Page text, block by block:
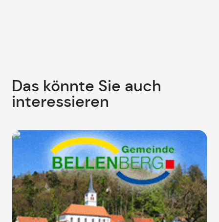
Das könnte Sie auch
interessieren